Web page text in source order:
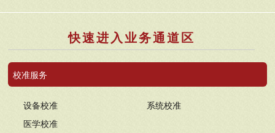
快速进入业务通道区
校准服务
设备校准
系统校准
医学校准